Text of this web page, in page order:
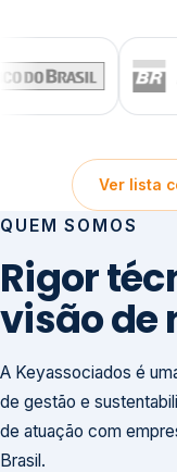
Ver lista
QUEM SOMOS
Rigor
visão de
A Keyassociados é
de gestão e
de atuação com
Brasil.